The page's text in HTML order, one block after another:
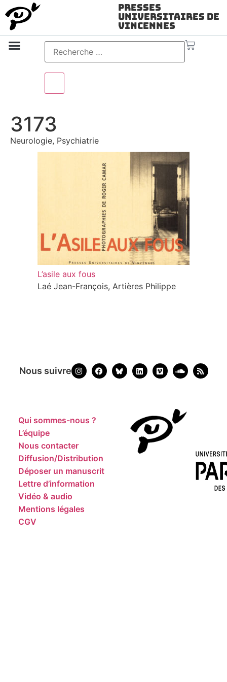
Presses
Universitaires de
Vincennes
3173
Neurologie, Psychiatrie
L’asile aux fous
Laé Jean-François, Artières Philippe
Nous suivre
Qui sommes-nous ?
L’équipe
Nous contacter
Diffusion/Distribution
Déposer un manuscrit
Lettre d’information
Vidéo & audio
Mentions légales
CGV